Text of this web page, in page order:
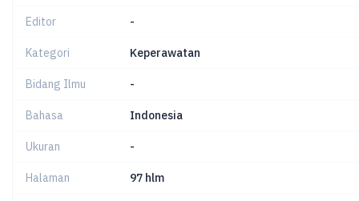
Editor -
Kategori Keperawatan
Bidang Ilmu -
Bahasa Indonesia
Ukuran -
Halaman 97 hlm